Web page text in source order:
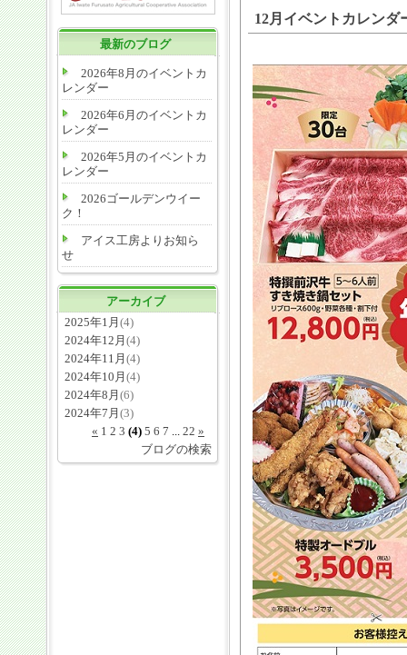
最新のブログ
2026年8月のイベントカ
レンダー
2026年6月のイベントカ
レンダー
2026年5月のイベントカ
レンダー
2026ゴールデンウイー
ク！
アイス工房よりお知ら
せ
アーカイブ
2025年1月 (4)
2024年12月 (4)
2024年11月 (4)
2024年10月 (4)
2024年8月 (6)
2024年7月 (3)
« 1 2 3 (4) 5 6 7 ... 22 »
ブログの検索
12月イベントカレンダ